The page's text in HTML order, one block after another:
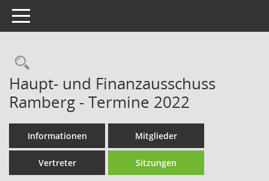
Toggle navigation
Rechercheauswahl
Haupt- und Finanzausschuss
Ramberg - Termine 2022
Informationen Mitglieder
Vertreter Sitzungen